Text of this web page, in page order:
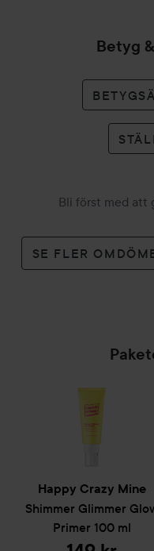
Betyg
Bli först med att
SE FLER
Happy Crazy Mine
Shimmer Glimmer
Primer 100 ml